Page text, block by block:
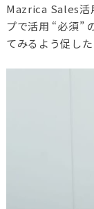
Mazrica Sales活
プで活用 “必須”
てみるよう促した